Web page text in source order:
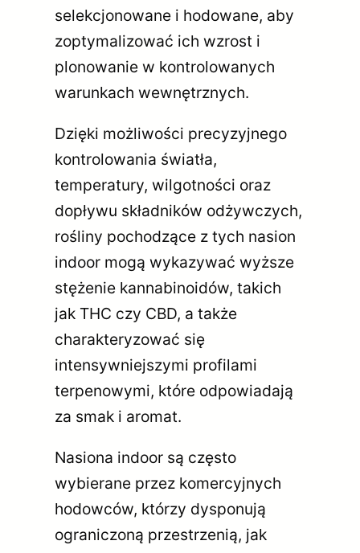
selekcjonowane i hodowane, aby
zoptymalizować ich wzrost i
plonowanie w kontrolowanych
warunkach wewnętrznych.
Dzięki możliwości precyzyjnego
kontrolowania światła,
temperatury, wilgotności oraz
dopływu składników odżywczych,
rośliny pochodzące z tych nasion
indoor mogą wykazywać wyższe
stężenie kannabinoidów, takich
jak THC czy CBD, a także
charakteryzować się
intensywniejszymi profilami
terpenowymi, które odpowiadają
za smak i aromat.
Nasiona indoor są często
wybierane przez komercyjnych
hodowców, którzy dysponują
ograniczoną przestrzenią, jak